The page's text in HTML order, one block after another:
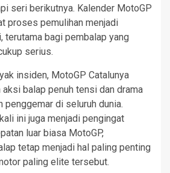
seri berikutnya. Kalender MotoGP
proses pemulihan menjadi
terutama bagi pembalap yang
serius.
insiden, MotoGP Catalunya
balap penuh tensi dan drama
penggemar di seluruh dunia.
ini juga menjadi pengingat
luar biasa MotoGP,
tetap menjadi hal paling penting
paling elite tersebut.